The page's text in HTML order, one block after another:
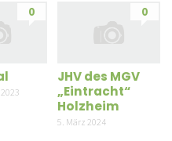
0 0
JHV des MGV
„Eintracht“
Holzheim
5. März 2024